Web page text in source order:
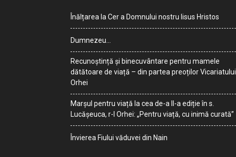
Înălțarea la Cer a Domnului nostru Iisus Hristos
Dumnezeu…
Recunoștință și binecuvântare pentru mamele
dătătoare de viață – din partea preoților Vicariatului
Orhei
Marșul pentru viață la cea de-a II-a ediție în s.
Lucășeuca, r-l Orhei: „Pentru viață, cu inimă curată”
Învierea Fiului văduvei din Nain